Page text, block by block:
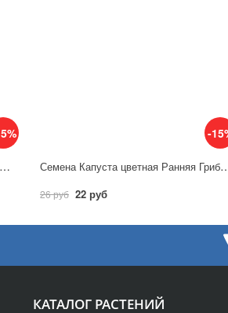
Семена Капуста белокоч. Белорусская 455 / Аэлита
-
Семена Капуста цветная
26 руб 22 руб
КАТАЛОГ РАСТЕНИЙ